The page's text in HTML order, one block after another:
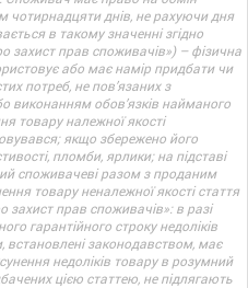
чотирнадцяти днів, не рахуючи дня
в такому значенні згідно
захист прав споживачів») – фізична
або має намір придбати чи
потреб, не пов’язаних з
виконанням обов’язків найманого
товару належної якості
якщо збережено його
пломби, ярлики; на підставі
споживачеві разом з проданим
товару неналежної якості стаття
захист прав споживачів»: в разі
гарантійного строку недоліків
встановлені законодавством, має
недоліків товару в розумний
цією статтею, не підлягають